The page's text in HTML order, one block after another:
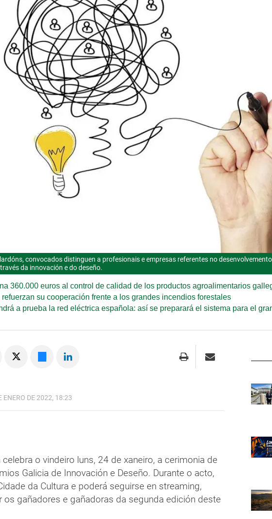
convocados distinguen a profesionais e empresas referentes no
da innovación e do deseño.
360.000 euros al control de calidad de los productos agroalimentarios
su cooperación frente a los grandes incendios forestales
a prueba la red eléctrica española: así se preparará el sistema para el
ENERO DE 2022, 18:23
celebra o vindeiro luns, 24 de xaneiro, a cerimonia de
Galicia de Innovación e Deseño. Durante o acto,
da Cultura e poderá seguirse en streaming,
os gañadores e gañadoras da segunda edición deste